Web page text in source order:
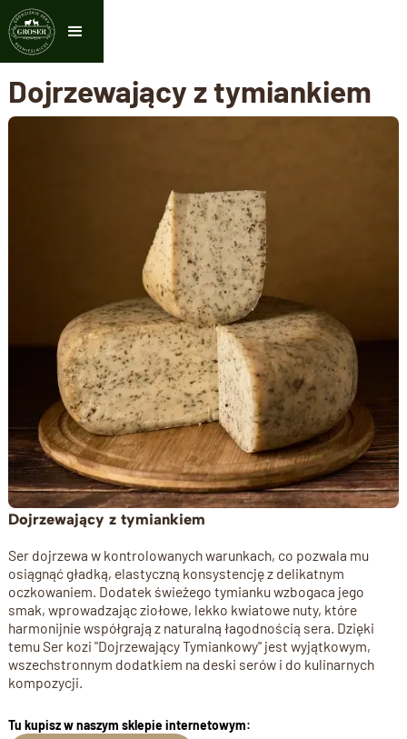
Dojrzewający z tymiankiem
Dojrzewający z tymiankiem
Ser dojrzewa w kontrolowanych warunkach, co pozwala mu
osiągnąć gładką, elastyczną konsystencję z delikatnym
oczkowaniem. Dodatek świeżego tymianku wzbogaca jego
smak, wprowadzając ziołowe, lekko kwiatowe nuty, które
harmonijnie współgrają z naturalną łagodnością sera. Dzięki
temu Ser kozi "Dojrzewający Tymiankowy" jest wyjątkowym,
wszechstronnym dodatkiem na deski serów i do kulinarnych
kompozycji.
Tu kupisz w naszym sklepie internetowym: